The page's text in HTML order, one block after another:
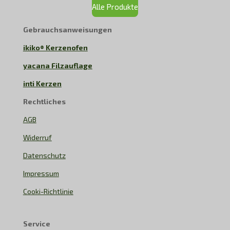
Teelicht
ofen?
Alle Produkte
Gebrauchsanweisungen
ikiko® Kerzenofen
yacana Filzauflage
inti Kerzen
Rechtliches
AGB
Widerruf
Datenschutz
Impressum
Cooki-Richtlinie
Service